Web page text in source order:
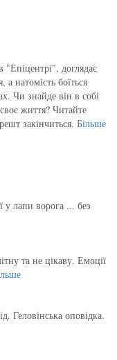
доглядає
натомість боїться
Чи знайде він в собі
життя? Читайте
закінчиться. Більше
у лапи ворога ... без
та не цікаву. Емоції
Геловінська оповідка.